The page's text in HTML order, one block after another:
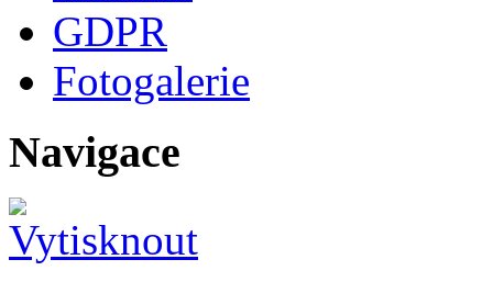
GDPR
Fotogalerie
Navigace